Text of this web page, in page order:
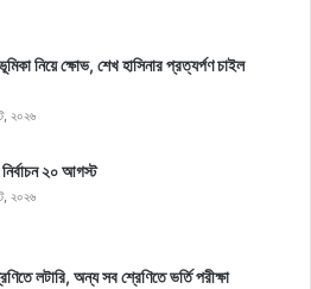
নিয়ে ক্ষোভ, শেখ হাসিনার প্রত্যর্পণ চাইল
২০২৬
নির্বাচন ২০ আগস্ট
২০২৬
লটারি, অন্য সব শ্রেণিতে ভর্তি পরীক্ষা